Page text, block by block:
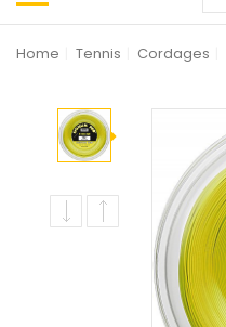
Home Tennis Cordages